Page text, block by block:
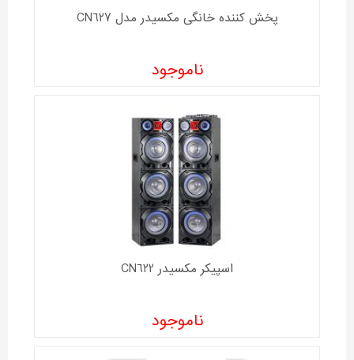
پخش کننده خانگی مکسیدر مدل CN627
ناموجود
اسپیکر مکسیدر CN622
ناموجود